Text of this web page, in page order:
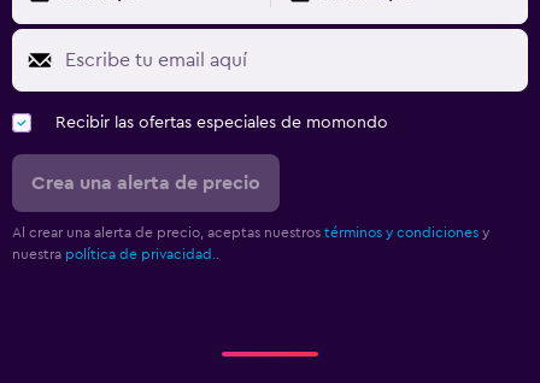
Recibir las ofertas especiales de momondo
Crea una alerta de precio
Al crear una alerta de precio, aceptas nuestros términos y condiciones y
nuestra política de privacidad.